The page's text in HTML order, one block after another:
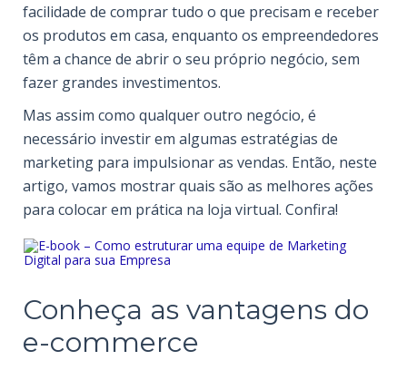
facilidade de comprar tudo o que precisam e receber
os produtos em casa, enquanto os empreendedores
têm a chance de abrir o seu próprio negócio, sem
fazer grandes investimentos.
Mas assim como qualquer outro negócio, é
necessário investir em algumas estratégias de
marketing para impulsionar as vendas. Então, neste
artigo, vamos mostrar quais são as melhores ações
para colocar em prática na loja virtual. Confira!
Conheça as vantagens do
e-commerce